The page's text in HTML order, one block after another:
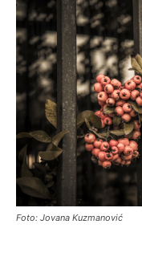
Foto: Jovana Kuzmanović